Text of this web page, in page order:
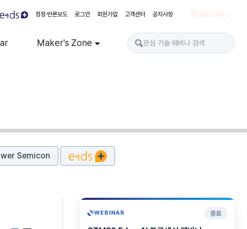
정정·반론보도 로그인 회원가입 고객센터 공지사항 경품당첨확인
Maker's Zone
Semicon
WEBINAR 종료